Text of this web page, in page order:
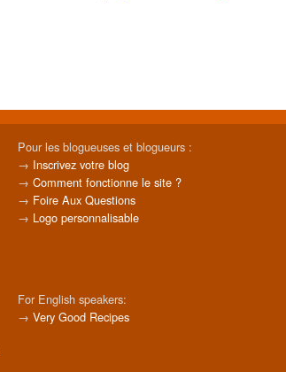
Pour les blogueuses et blogueurs :
→ Inscrivez votre blog
→ Comment fonctionne le site ?
→ Foire Aux Questions
→ Logo personnalisable
For English speakers:
→ Very Good Recipes